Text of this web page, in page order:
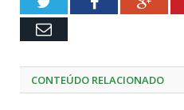
Email
CONTEÚDO RELACIONADO